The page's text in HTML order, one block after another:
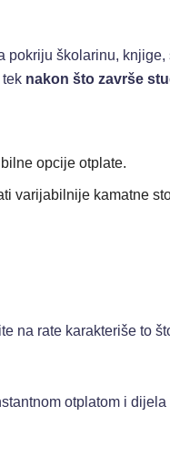
školarinu,
nakon što završe
opcije otplate.
varijabilnije kamatne
na rate karakteriše to
otplatom i